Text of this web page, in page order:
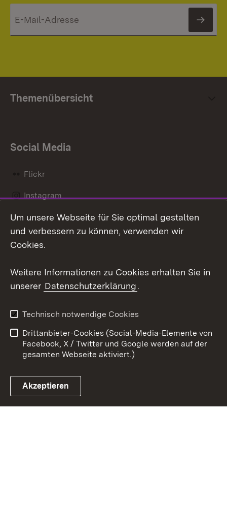
Themenübersicht
Social Media
Flickr
Instagram
Social Wall
Link zum Landesportal
Barrierefreiheit
Benutzungshinweise
Impressum
Cookies
Um unsere Webseite für Sie optimal gestalten
und verbessern zu können, verwenden wir
Cookies.
Weitere Informationen zu Cookies erhalten Sie in
unserer Datenschutzerklärung.
Technisch notwendige Cookies
Drittanbieter-Cookies (Social-Media-Elemente von
Facebook, X / Twitter und Google werden auf der
gesamten Webseite aktiviert.)
Akzeptieren